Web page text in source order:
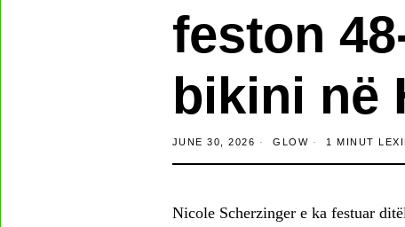
feston
bikini në
JUNE 30, 2026 GLOW 1 MINUT
Nicole Scherzinger e ka festuar